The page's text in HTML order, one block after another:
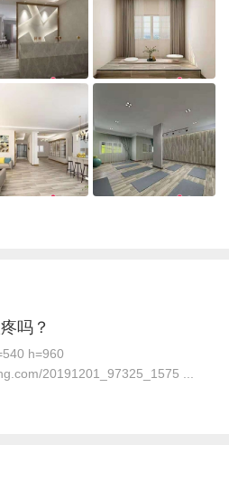
吗？
h=960
20191201_97325_1575 ...